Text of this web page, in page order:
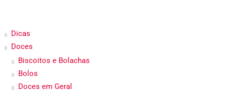
Dicas
Doces
Biscoitos e Bolachas
Bolos
Doces em Geral